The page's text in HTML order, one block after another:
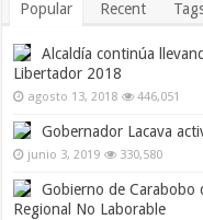
Popular Recent
Alcaldía continúa
Libertador 2018
agosto 13, 2018 446,051
Gobernador Lacava
junio 3, 2019 330,580
Gobierno de Carabobo
Regional No Laborable